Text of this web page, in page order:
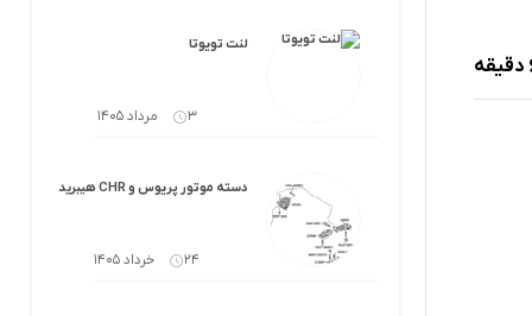
لوازم یدکی لندکروزر
لوازم یدکی یاریس
لوازم یدکی فورچونر
لوازم گیربکس و جلوبندی IS
لوازم گیربکس و جلوبندی CT
لوازم گیربکس و جلوبندی LX
لنت تویوتا
3 مرداد 1405
دسته موتور پریوس و CHR هیبرید
24 خرداد 1405